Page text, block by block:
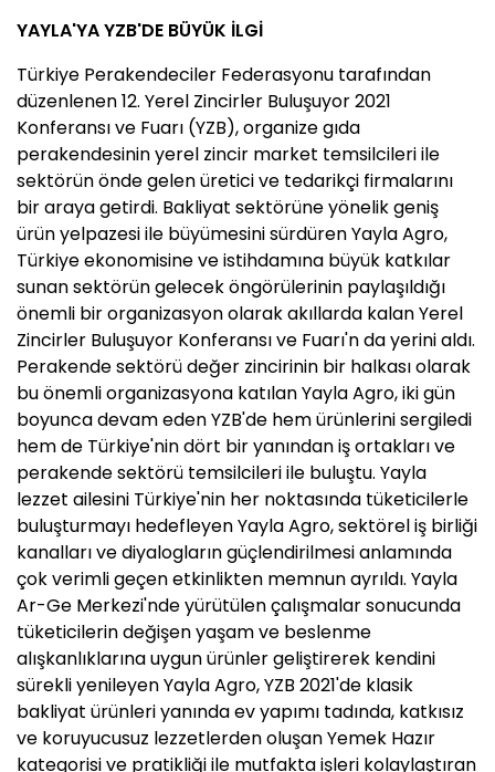
YAYLA'YA YZB'DE BÜYÜK İLGİ
Türkiye Perakendeciler Federasyonu tarafından
düzenlenen 12. Yerel Zincirler Buluşuyor 2021
Konferansı ve Fuarı (YZB), organize gıda
perakendesinin yerel zincir market temsilcileri ile
sektörün önde gelen üretici ve tedarikçi firmalarını
bir araya getirdi. Bakliyat sektörüne yönelik geniş
ürün yelpazesi ile büyümesini sürdüren Yayla Agro,
Türkiye ekonomisine ve istihdamına büyük katkılar
sunan sektörün gelecek öngörülerinin paylaşıldığı
önemli bir organizasyon olarak akıllarda kalan Yerel
Zincirler Buluşuyor Konferansı ve Fuarı'n da yerini aldı.
Perakende sektörü değer zincirinin bir halkası olarak
bu önemli organizasyona katılan Yayla Agro, iki gün
boyunca devam eden YZB'de hem ürünlerini sergiledi
hem de Türkiye'nin dört bir yanından iş ortakları ve
perakende sektörü temsilcileri ile buluştu. Yayla
lezzet ailesini Türkiye'nin her noktasında tüketicilerle
buluşturmayı hedefleyen Yayla Agro, sektörel iş birliği
kanalları ve diyalogların güçlendirilmesi anlamında
çok verimli geçen etkinlikten memnun ayrıldı. Yayla
Ar-Ge Merkezi'nde yürütülen çalışmalar sonucunda
tüketicilerin değişen yaşam ve beslenme
alışkanlıklarına uygun ürünler geliştirerek kendini
sürekli yenileyen Yayla Agro, YZB 2021'de klasik
bakliyat ürünleri yanında ev yapımı tadında, katkısız
ve koruyucusuz lezzetlerden oluşan Yemek Hazır
kategorisi ve pratikliği ile mutfakta işleri kolaylaştıran